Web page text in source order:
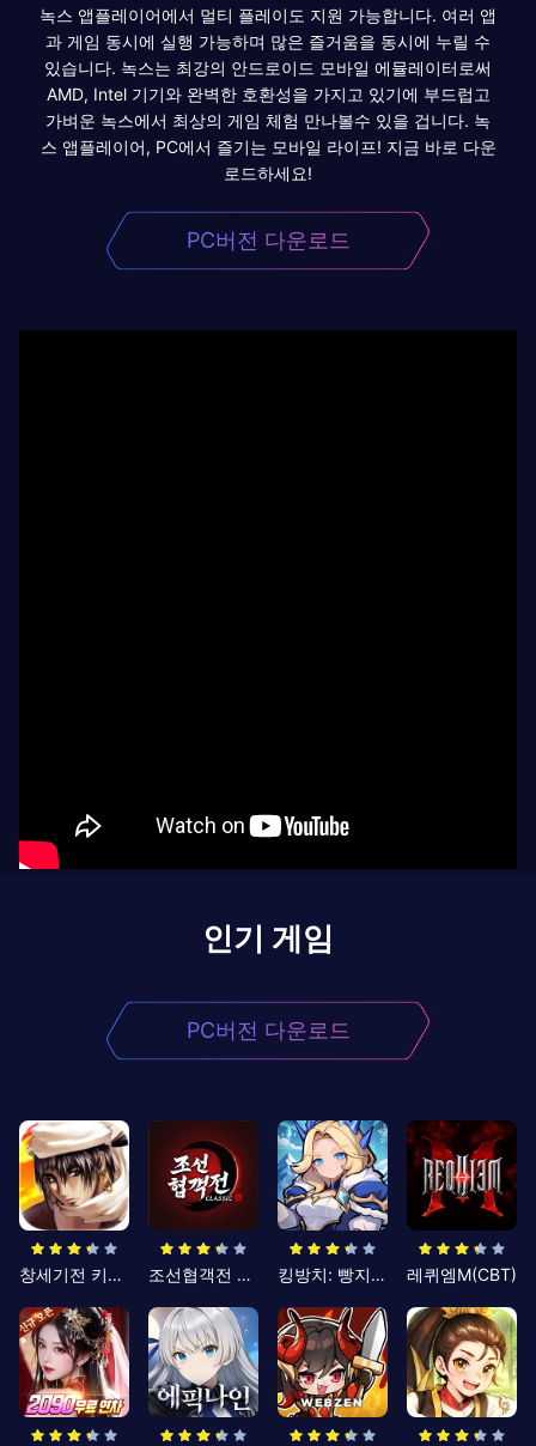
녹스 앱플레이어에서 멀티 플레이도 지원 가능합니다. 여러 앱
과 게임 동시에 실행 가능하며 많은 즐거움을 동시에 누릴 수
있습니다. 녹스는 최강의 안드로이드 모바일 에뮬레이터로써
AMD, Intel 기기와 완벽한 호환성을 가지고 있기에 부드럽고
가벼운 녹스에서 최상의 게임 체험 만나볼수 있을 겁니다. 녹
스 앱플레이어, PC에서 즐기는 모바일 라이프! 지금 바로 다운
로드하세요!
PC버전 다운로드
인기 게임
PC버전 다운로드
창세기전 키우기 조선협객전 클래식 킹방치: 빵지의 제왕 레퀴엠M(CBT)